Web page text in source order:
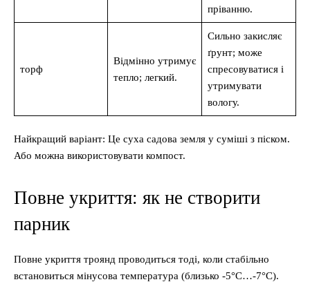
пріванню.
торф
Відмінно утримує
тепло; легкий.
Сильно закисляє
ґрунт; може
спресовуватися і
утримувати
вологу.
Найкращий варіант: Це суха садова земля у суміші з піском.
Або можна використовувати компост.
Повне укриття: як не створити
парник
Повне укриття троянд проводиться тоді, коли стабільно
встановиться мінусова температура (близько -5°C…-7°C).